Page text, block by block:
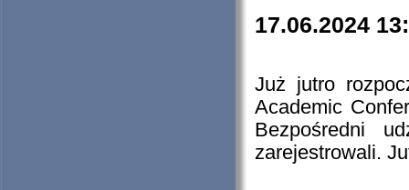
17.06.2024
Już jutro
Academic
Bezpośredni
zarejestrowali.